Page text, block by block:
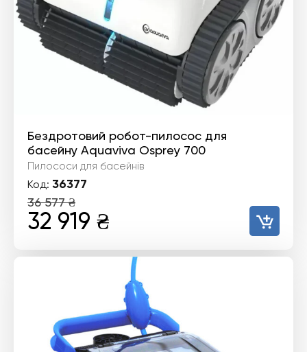
Бездротовий робот-пилосос для
басейну Aquaviva Osprey 700
Пилососи для басейнів
Код: 36377
36 577₴
Оригінальна
ціна:
32 919 ₴
ціна:
32
919 ₴.